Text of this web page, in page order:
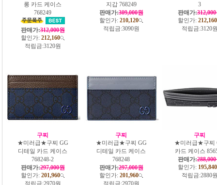
롱 카드 케이스
768249
판매가:312,000원
할인가: 212,160
적립금:3120원
지갑 768249
판매가:309,000원
할인가: 210,120
적립금:3090원
3
판매가:
할인가: 212,160
적립금:3120
구찌
★미러급★구찌 GG
디테일 카드 케이스
768248-2
판매가:297,000원
할인가: 201,960
적립금:2970원
구찌
★미러급★구찌 GG
디테일 카드 케이스
768248
판매가:297,000원
할인가: 201,960
적립금:2970원
구찌
★미러급★구찌
카드 케이스
판매가:
할인가: 195,840
적립금:2880